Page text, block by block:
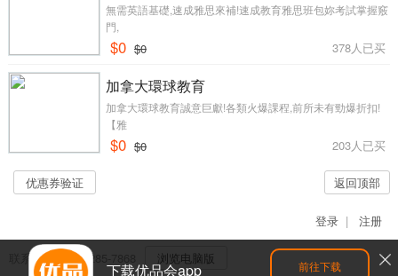
無需英語基礎,速成雅思來補!速成教育雅思班包妳考試掌握竅
門,
$0 $0 378人已买
加拿大環球教育
加拿大環球教育誠意巨獻!各類火爆課程,前所未有勁爆折扣!
【雅
$0 $0 203人已买
优惠券验证 返回顶部
下载优品会app 前往下载
登录 | 注册
联系客服：604-285-7868 浏览电脑版